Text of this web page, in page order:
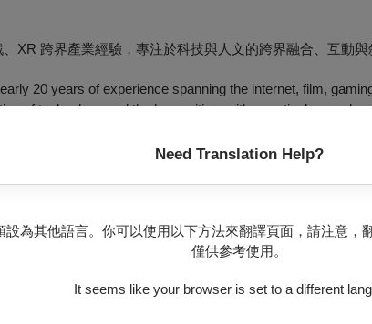
Need Translation Help?
設為其他語言。你可以使用以下方法來翻譯頁面，請注意，
僅供參考使用。
It seems like your browser is set to a different
XR 跨界產業經驗，專注於科技與人文的跨界融合、互動與
20 years of experience spanning the internet, film,
of technology and the humanities, with a particular